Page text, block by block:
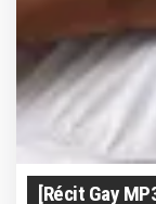
[récit Gay